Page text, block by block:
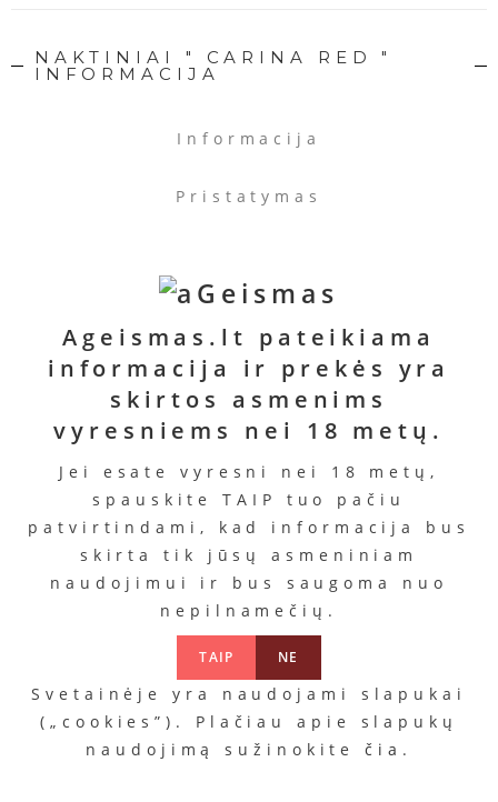
Ageismas.lt pateikiama
informacija ir prekės yra
skirtos asmenims
vyresniems nei 18 metų.
Jei esate vyresni nei 18 metų,
spauskite TAIP tuo pačiu
patvirtindami, kad informacija bus
skirta tik jūsų asmeniniam
naudojimui ir bus saugoma nuo
nepilnamečių.
TAIP NE
Svetainėje yra naudojami slapukai
(„cookies”). Plačiau apie slapukų
naudojimą sužinokitečia .
NAKTINIAI " CARINA RED "
INFORMACIJA
Informacija
Pristatymas
KARTU SU ŠIA PREKE SIŪLOME
ĮSIGYTI
Lubrikantas
11.99
€
krepšelį
Lubrikantas
” Persikas „
Kaina
12.99
Į
krepšelį
Valiklis
„Clean
‘n’
Safe“
Kaina
13.99
Į
€
Į